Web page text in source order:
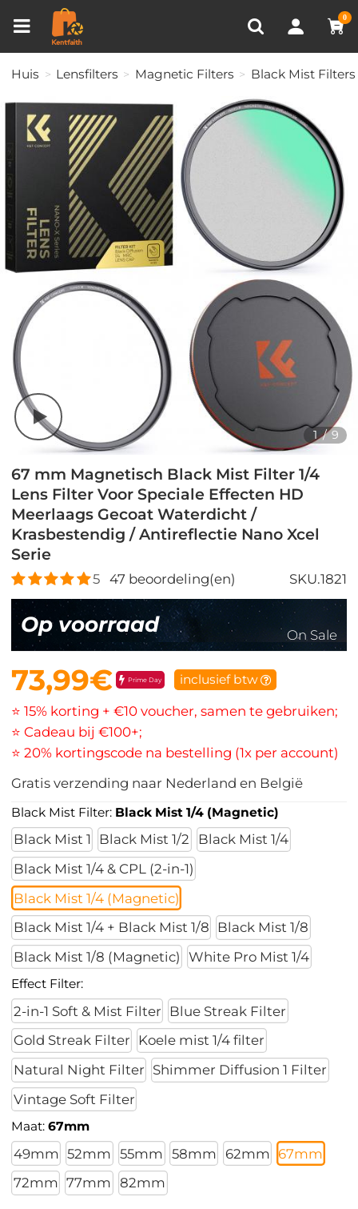
0
RECENT BEKEKEN
Huis Lensfilters Magnetic Filters Black Mist Filters
1 /9
67 mm Magnetisch Black Mist Filter 1/4
Lens Filter Voor Speciale Effecten HD
Meerlaags Gecoat Waterdicht /
Krasbestendig / Antireflectie Nano Xcel
Serie
5 47 beoordeling(en) SKU.1821
Op voorraad On Sale
73,99€ Prime Day inclusief btw
⭐ 15% korting + €10 voucher, samen te gebruiken;
⭐ Cadeau bij €100+;
⭐ 20% kortingscode na bestelling (1x per account)
Gratis verzending naar Nederland en België
Black Mist Filter: Black Mist 1/4 (Magnetic)
Black Mist 1 Black Mist 1/2
Black Mist 1/4
Black Mist 1/4 & CPL (2-in-1)
Black Mist 1/4 (Magnetic)
Black Mist 1/4 + Black Mist 1/8
Black Mist 1/8
Black Mist 1/8 (Magnetic)
White Pro Mist 1/4
Effect Filter:
2-in-1 Soft & Mist Filter
Blue Streak Filter
Gold Streak Filter
Koele mist 1/4 filter
Natural Night Filter Shimmer Diffusion 1 Filter
Vintage Soft Filter
Maat:67mm
49mm 52mm 55mm 58mm 62mm 67mm
72mm 77mm 82mm